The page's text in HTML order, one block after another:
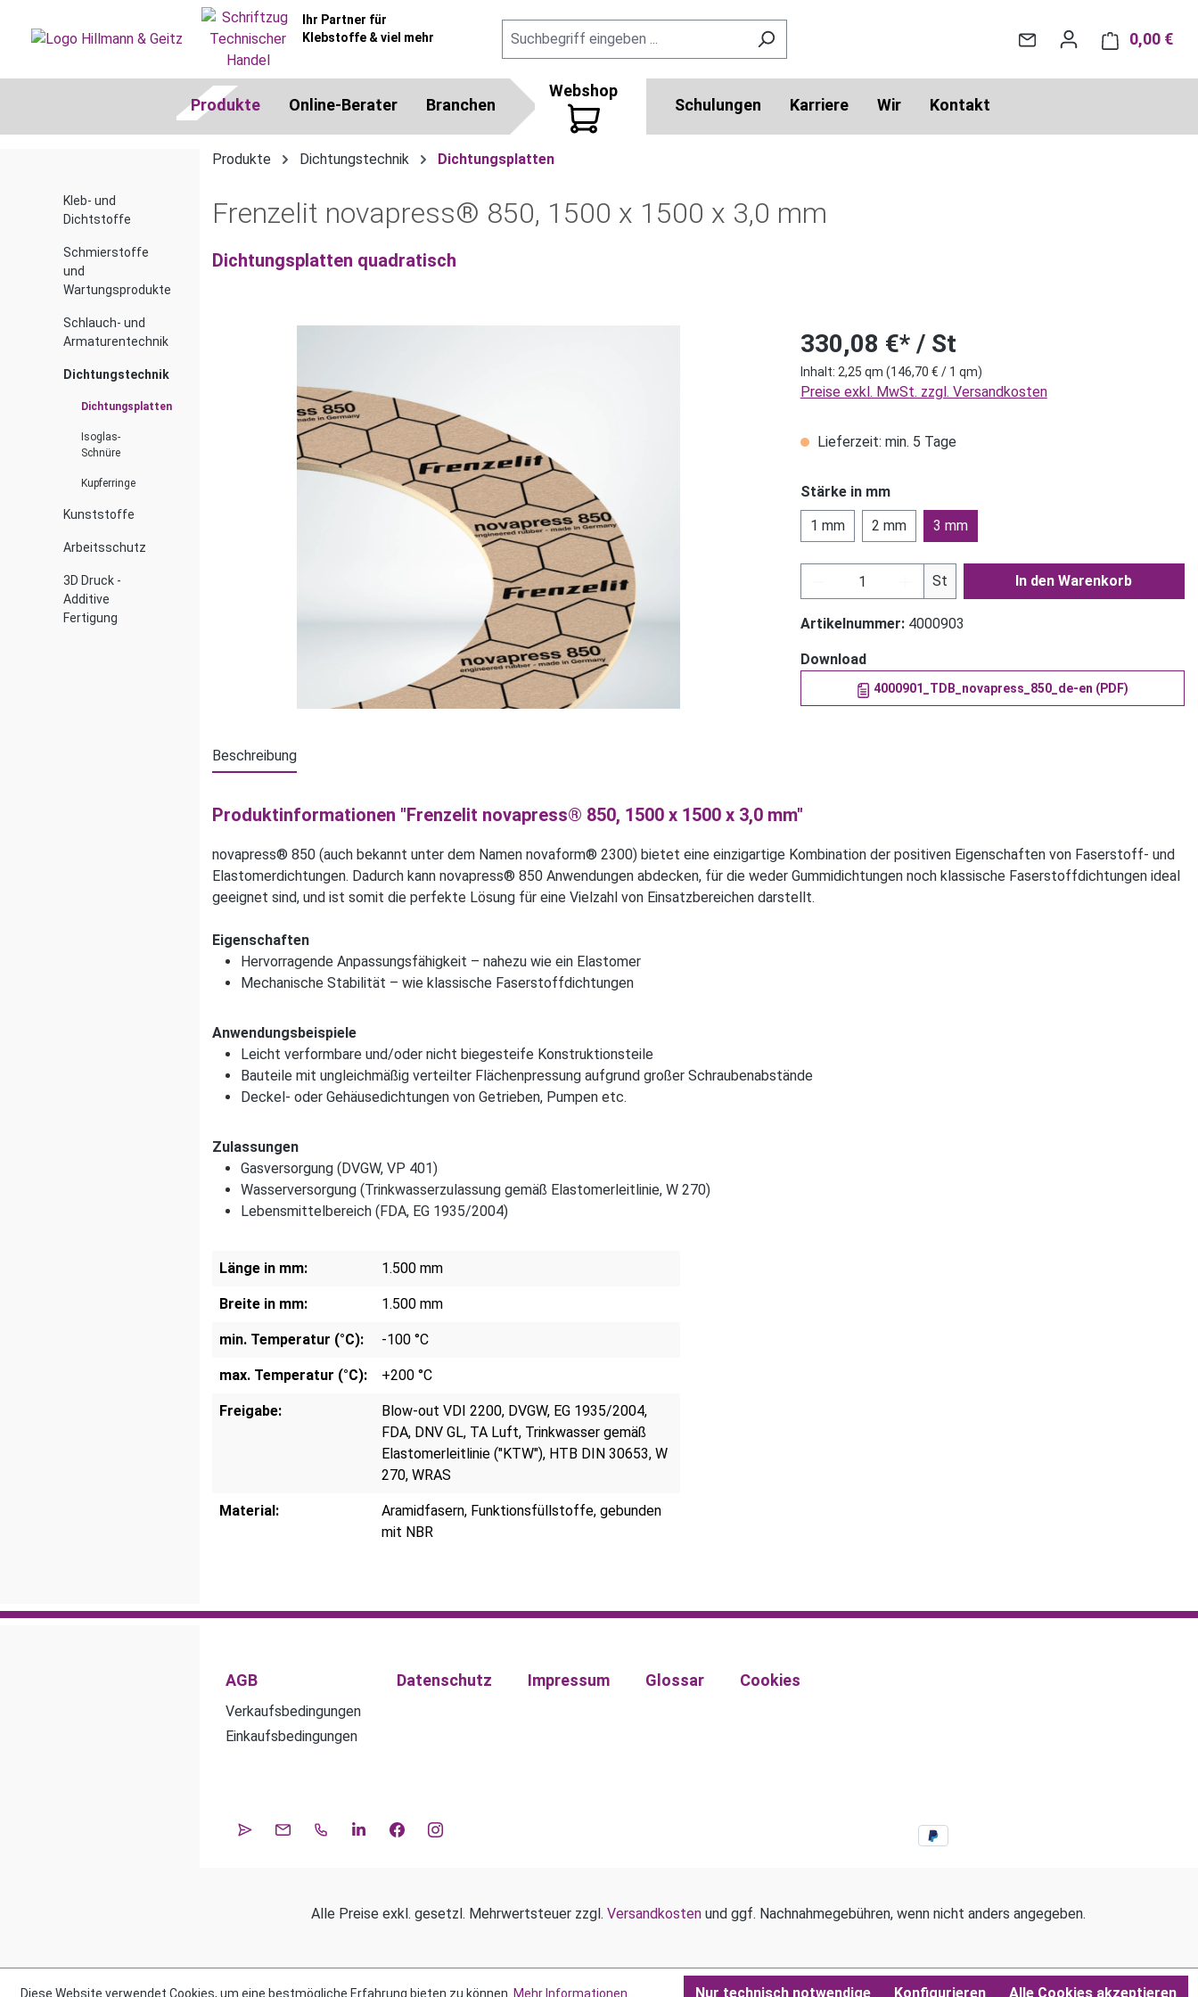
Zur Hauptnavigation springen
Ihr Partner für
Klebstoffe & viel mehr
0,00 €
Produkte Online-Berater Branchen
Webshop
Schulungen Karriere Wir Kontakt
Kleb- und
Dichtstoffe
Schmierstoffe
und
Wartungsprodukte
Schlauch- und
Armaturentechnik
Dichtungstechnik
Dichtungsplatten
Isoglas-
Schnüre
Kupferringe
Kunststoffe
Arbeitsschutz
3D Druck -
Additive
Fertigung
Produkte Dichtungstechnik Dichtungsplatten
Frenzelit novapress® 850, 1500 x 1500 x 3,0 mm
Dichtungsplatten quadratisch
330,08 €* / St
Inhalt: 2,25 qm (146,70 € / 1 qm)
Preise exkl. MwSt. zzgl. Versandkosten
Lieferzeit: min. 5 Tage
Stärke in mm
1 mm
2 mm 3 mm
Produkt Anzahl: Gib den gewünschten
St In den Warenkorb
Artikelnummer: 4000903
Download
4000901_TDB_novapress_850_de-en (PDF)
Beschreibung
Produktinformationen "Frenzelit novapress® 850, 1500 x 1500 x 3,0 mm"
novapress® 850 (auch bekannt unter dem Namen novaform® 2300) bietet eine einzigartige Kombination der positiven Eigenschaften von Faserstoff- und
Elastomerdichtungen. Dadurch kann novapress® 850 Anwendungen abdecken, für die weder Gummidichtungen noch klassische Faserstoffdichtungen ideal
geeignet sind, und ist somit die perfekte Lösung für eine Vielzahl von Einsatzbereichen darstellt.
Eigenschaften
Hervorragende Anpassungsfähigkeit – nahezu wie ein Elastomer
Mechanische Stabilität – wie klassische Faserstoffdichtungen
Anwendungsbeispiele
Leicht verformbare und/oder nicht biegesteife Konstruktionsteile
Bauteile mit ungleichmäßig verteilter Flächenpressung aufgrund großer Schraubenabstände
Deckel- oder Gehäusedichtungen von Getrieben, Pumpen etc.
Zulassungen
Gasversorgung (DVGW, VP 401)
Wasserversorgung (Trinkwasserzulassung gemäß Elastomerleitlinie, W 270)
Lebensmittelbereich (FDA, EG 1935/2004)
Länge in mm: 1.500 mm
Breite in mm: 1.500 mm
min. Temperatur (°C): -100 °C
max. Temperatur (°C): +200 °C
Freigabe:
Blow-out VDI 2200, DVGW, EG 1935/2004,
FDA, DNV GL, TA Luft, Trinkwasser gemäß
Elastomerleitlinie ("KTW"), HTB DIN 30653, W
270, WRAS
Material:
Aramidfasern, Funktionsfüllstoffe, gebunden
mit NBR
AGB
Verkaufsbedingungen
Einkaufsbedingungen
Datenschutz Impressum Glossar Cookies
Alle Preise exkl. gesetzl. Mehrwertsteuer zzgl. Versandkosten und ggf. Nachnahmegebühren, wenn nicht anders angegeben.
Diese Website verwendet Cookies, um eine bestmögliche Erfahrung bieten zu können. Mehr Informationen ... Nur technisch notwendige Konfigurieren Alle Cookies akzeptieren